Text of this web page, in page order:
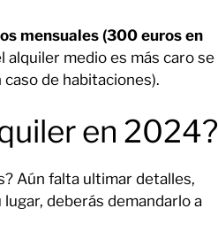
mensuales (300 euros en
alquiler medio es más caro se
de habitaciones).
en 2024?
Aún falta ultimar detalles,
deberás demandarlo a